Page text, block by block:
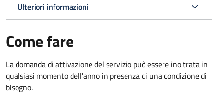
Ulteriori informazioni
Come fare
La domanda di attivazione del servizio può essere inoltrata in
qualsiasi momento dell'anno in presenza di una condizione di
bisogno.